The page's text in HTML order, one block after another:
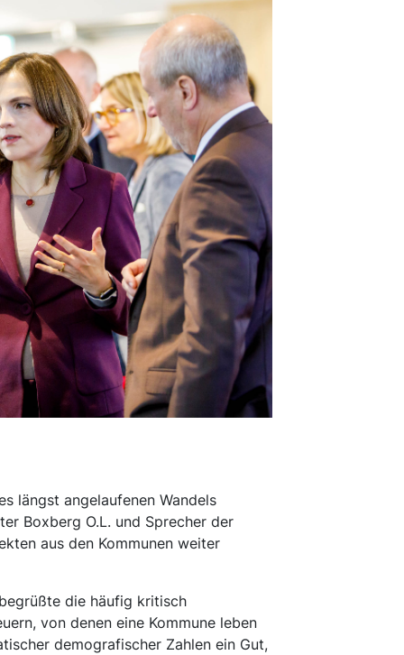
längst angelaufenen Wandels
Boxberg O.L. und Sprecher der
aus den Kommunen weiter
die häufig kritisch
von denen eine Kommune leben
demografischer Zahlen ein Gut,